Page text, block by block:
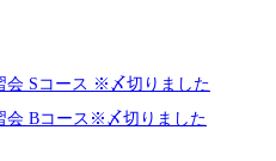
会 Sコース ※〆切りました
会 Bコース※〆切りました